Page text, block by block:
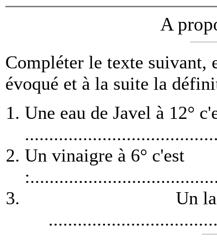
A
Compléter le texte suivant,
évoqué et à la suite la
Une eau de Javel à 12°
Un vinaigre à 6° c'est
Un